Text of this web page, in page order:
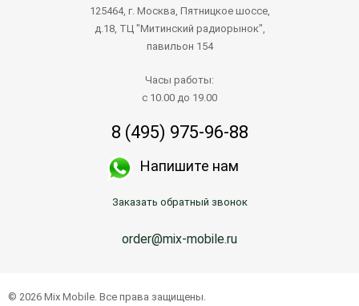
125464, г. Москва, Пятницкое шоссе,
д.18, ТЦ "Митинский радиорынок",
павильон 154
Часы работы:
с 10.00 до 19.00
8 (495) 975-96-88
Напишите нам
Заказать обратный звонок
order@mix-mobile.ru
© 2026 Mix Mobile. Все права защищены.